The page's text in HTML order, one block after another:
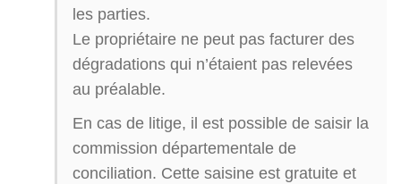
les parties.
Le propriétaire ne peut pas facturer des
dégradations qui n’étaient pas relevées
au préalable.
En cas de litige, il est possible de saisir la
commission départementale de
conciliation. Cette saisine est gratuite et